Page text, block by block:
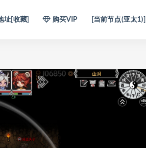
址[收藏] 购买VIP [当前节点(亚太1)]